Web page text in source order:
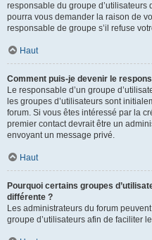
responsable du groupe
pourra vous demander la raison de
responsable de groupe s’il refuse
Haut
Comment puis-je devenir le
Le responsable d’un groupe
les groupes d’utilisateurs sont
forum. Si vous êtes intéressé par la
premier contact devrait être un
envoyant un message privé.
Haut
Pourquoi certains groupes
différente ?
Les administrateurs du forum
groupe d’utilisateurs afin de faciliter